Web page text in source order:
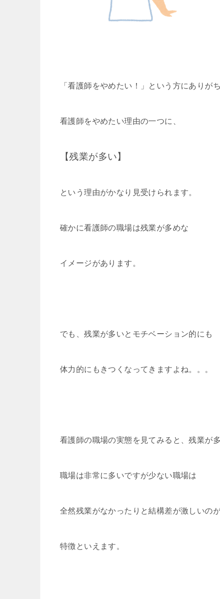
「看護師をやめたい！」という方にありが
看護師をやめたい理由の一つに、
【残業が多い】
という理由がかなり見受けられます。
確かに看護師の職場は残業が多めな
イメージがあります。
でも、残業が多いとモチベーション的にも
体力的にもきつくなってきますよね。。。
看護師の職場の実態を見てみると、残業が
職場は非常に多いですが少ない職場は
全然残業がなかったりと結構差が激しいの
特徴といえます。